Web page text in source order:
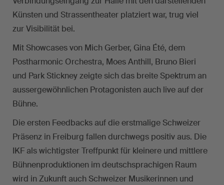
Künsten und Strassentheater platziert war, trug viel
zur Visibilität bei.
Mit Showcases von Mich Gerber, Gina Été, dem
Postharmonic Orchestra, Moes Anthill, Bruno Bieri
und Park Stickney zeigte sich das breite Spektrum an
aussergewöhnlichen Protagonisten auch live auf der
Bühne.
Die ersten Feedbacks auf die erstmalige Schweizer
Präsenz in Freiburg fallen durchwegs positiv aus. Die
IKF als wichtigster Treffpunkt für kleinere und mittlere
Bühnenproduktionen im deutschsprachigen Raum
wird in Zukunft auch Schweizer Musikerinnen und